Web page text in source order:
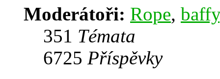
Moderátoři: Rope, baffy
351 Témata
6725 Příspěvky